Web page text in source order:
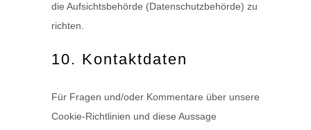
die Aufsichtsbehörde (Datenschutzbehörde) zu
richten.
10. Kontaktdaten
Für Fragen und/oder Kommentare über unsere
Cookie-Richtlinien und diese Aussage